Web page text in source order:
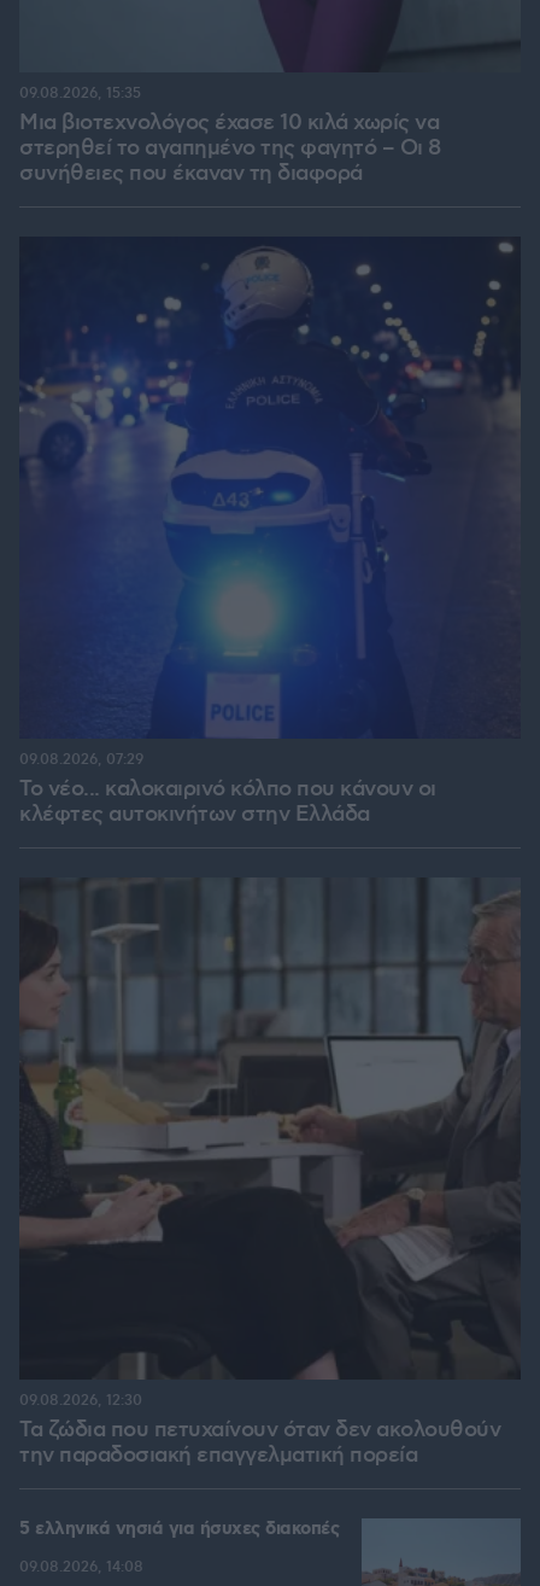
Μια βιοτεχνολόγος έχασε 10 κιλά χωρίς να
στερηθεί το αγαπημένο της φαγητό – Οι 8
συνήθειες που έκαναν τη διαφορά
09.08.2026, 15:35
Το νέο... καλοκαιρινό κόλπο που κάνουν οι
κλέφτες αυτοκινήτων στην Ελλάδα
09.08.2026, 07:29
Τα ζώδια που πετυχαίνουν όταν δεν ακολουθούν
την παραδοσιακή επαγγελματική πορεία
09.08.2026, 12:30
5 ελληνικά νησιά για ήσυχες διακοπές
09.08.2026, 14:08